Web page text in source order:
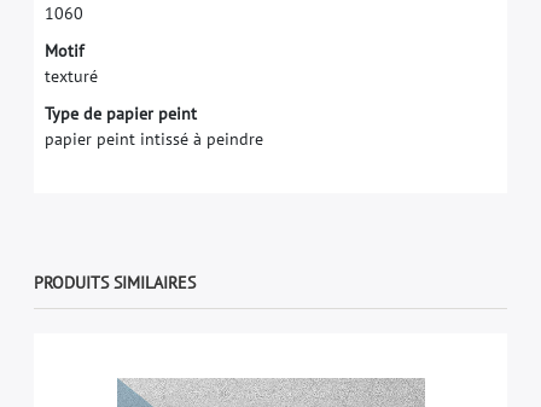
1060
Motif
texturé
Type de papier peint
papier peint intissé à peindre
PRODUITS SIMILAIRES